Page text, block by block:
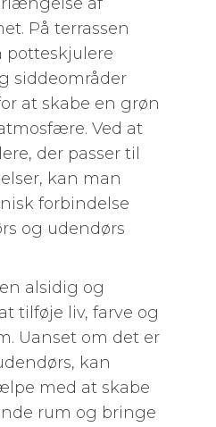
På terrassen
potteskjulere
siddeområder
at skabe en grøn
Ved at
der passer til
kan man
forbindelse
og udendørs
alsidig og
tilføje liv, farve og
Uanset om det er
kan
med at skabe
rum og bringe